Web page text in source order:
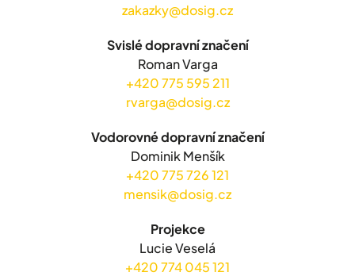
zakazky@dosig.cz
Svislé dopravní značení
Roman Varga
+420 775 595 211
rvarga@dosig.cz
Vodorovné dopravní značení
Dominik Menšík
+420 775 726 121
mensik@dosig.cz
Projekce
Lucie Veselá
+420 774 045 121